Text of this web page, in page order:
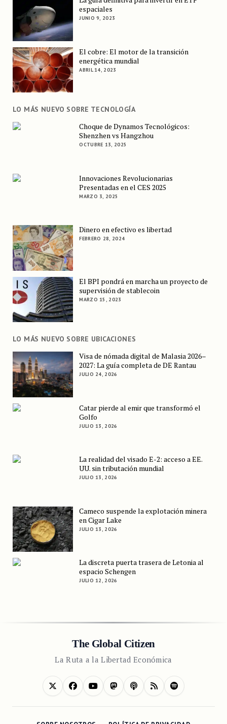
espaciales
JUNIO 9, 2023
El cobre: El motor de la transición
energética mundial
ABRIL 14, 2023
LO MÁS NUEVO SOBRE TECNOLOGÍA
Choque de Dynamos Tecnológicos:
Shenzhen vs Hangzhou
OCTUBRE 13, 2025
Innovaciones Revolucionarias
Presentadas en el CES 2025
MARZO 3, 2025
Dinero en efectivo es libertad
FEBRERO 28, 2024
El BPI pondrá en marcha un proyecto de
supervisión de stablecoin
MARZO 15, 2023
LO MÁS NUEVO SOBRE UBICACIONES
Visa de nómada digital de Malasia 2026–
2027: La guía completa de DE Rantau
JULIO 24, 2026
Catar pierde al emir que transformó el
Golfo
JULIO 13, 2026
La realidad del visado E-2: acceso a EE.
UU. sin tributación mundial
JULIO 13, 2026
Cameco suspende la explotación minera
en Cigar Lake
JULIO 13, 2026
La discreta puerta trasera de Letonia al
espacio Schengen
JULIO 12, 2026
The Global Citizen
La Ruta a la Libertad Económica